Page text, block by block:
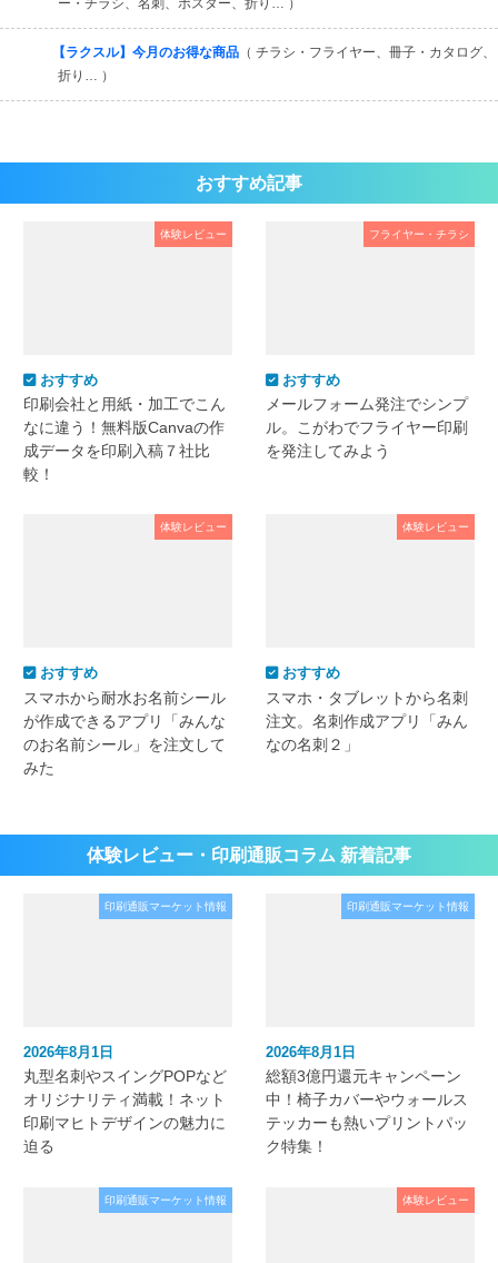
【ラクスル】今月のお得な商品 （ チラシ・フライヤー、冊子・カタログ、
折り… ）
おすすめ記事
体験レビュー
おすすめ
印刷会社と用紙・加工でこん
なに違う！無料版Canvaの作
成データを印刷入稿７社比
較！
フライヤー・チラシ
おすすめ
メールフォーム発注でシンプ
ル。こがわでフライヤー印刷
を発注してみよう
体験レビュー
おすすめ
スマホから耐水お名前シール
が作成できるアプリ「みんな
のお名前シール」を注文して
みた
体験レビュー
おすすめ
スマホ・タブレットから名刺
注文。名刺作成アプリ「みん
なの名刺２」
体験レビュー・印刷通販コラム 新着記事
印刷通販マーケット情報
2026年8月1日
丸型名刺やスイングPOPなど
オリジナリティ満載！ネット
印刷マヒトデザインの魅力に
迫る
印刷通販マーケット情報
2026年8月1日
総額3億円還元キャンペーン
中！椅子カバーやウォールス
テッカーも熱いプリントパッ
ク特集！
印刷通販マーケット情報 体験レビュー